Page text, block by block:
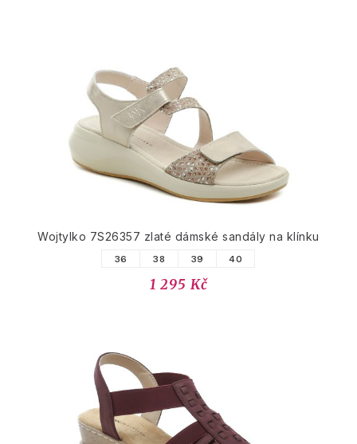
Wojtylko 7S26357 zlaté dámské sandály na klínku
36 38 39 40
1 295 Kč